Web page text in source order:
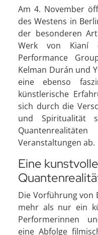
Am 4. November
des Westens in
der besonderen
Werk von Kianí
Performance
Kelman Durán und
eine ebenso
künstlerische
sich durch die
und Spiritualität
Veranstaltungen ab.
Eine
Die Vorführung von
mehr als nur ein
Performerinnen
eine Abfolge